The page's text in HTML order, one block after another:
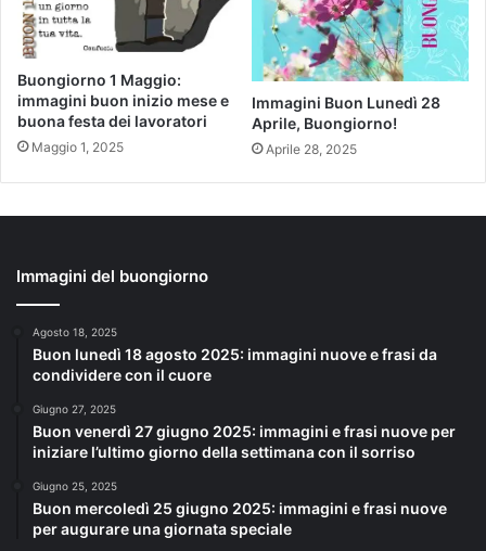
Buongiorno 1 Maggio:
immagini buon inizio mese e
buona festa dei lavoratori
Maggio 1, 2025
Immagini Buon Lunedì 28
Aprile, Buongiorno!
Aprile 28, 2025
Immagini del buongiorno
Agosto 18, 2025
Buon lunedì 18 agosto 2025: immagini nuove e frasi da
condividere con il cuore
Giugno 27, 2025
Buon venerdì 27 giugno 2025: immagini e frasi nuove per
iniziare l’ultimo giorno della settimana con il sorriso
Giugno 25, 2025
Buon mercoledì 25 giugno 2025: immagini e frasi nuove
per augurare una giornata speciale